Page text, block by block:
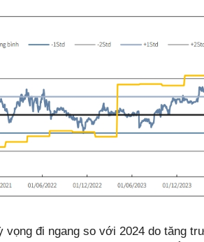
vọng đi ngang so với 2024 do tăng